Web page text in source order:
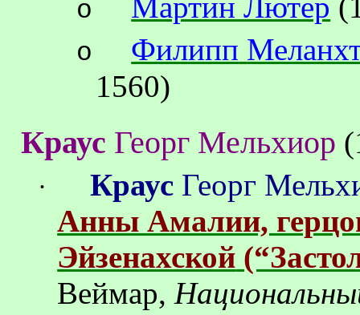
o Мартин Лютер
o Филипп
1560)
Краус Георг Мельхиор
· Краус Георг
Анны Амалии,
Эйзенахской
Веймар,